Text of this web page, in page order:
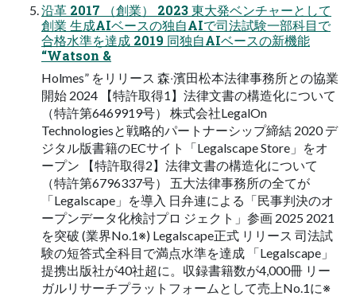
沿⾰ 2017 （創業） 2023 東⼤発ベンチャーとして
創業 ⽣成AIベースの独⾃AIで司法試験⼀部科⽬で
合格⽔準を達成 2019 同独⾃AIベースの新機能
“Watson &
Holmes” をリリース 森‧濱⽥松本法律事務所との協業
開始 2024 【特許取得1】法律⽂書の構造化について
（特許第6469919号） 株式会社LegalOn
Technologiesと戦略的パートナーシップ締結 2020 デ
ジタル版書籍のECサイト「Legalscape Store」をオ
ープン 【特許取得2】法律⽂書の構造化について
（特許第6796337号） 五⼤法律事務所の全てが
「Legalscape」を導⼊ ⽇弁連による「⺠事判決のオ
ープンデータ化検討プロ ジェクト」参画 2025 2021
を突破 (業界No.1※) Legalscape正式 リリース 司法試
験の短答式全科⽬で満点⽔準を達成 「Legalscape」
提携出版社が40社超に。収録書籍数が4,000冊 リー
ガルリサーチプラットフォームとして売上No.1に※